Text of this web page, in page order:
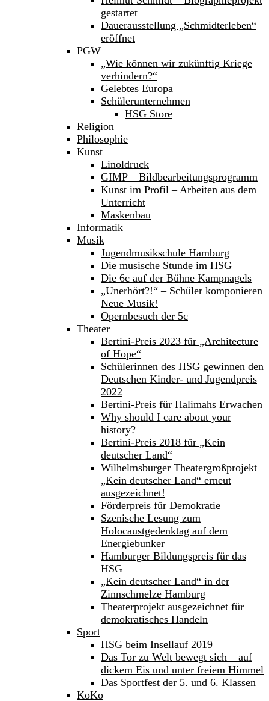
gestartet
Dauerausstellung „Schmidterleben“
eröffnet
PGW
„Wie können wir zukünftig Kriege
verhindern?“
Gelebtes Europa
Schülerunternehmen
HSG Store
Religion
Philosophie
Kunst
Linoldruck
GIMP – Bildbearbeitungsprogramm
Kunst im Profil – Arbeiten aus dem
Unterricht
Maskenbau
Informatik
Musik
Jugendmusikschule Hamburg
Die musische Stunde im HSG
Die 6c auf der Bühne Kampnagels
„Unerhört?!“ – Schüler komponieren
Neue Musik!
Opernbesuch der 5c
Theater
Bertini-Preis 2023 für „Architecture
of Hope“
Schülerinnen des HSG gewinnen den
Deutschen Kinder- und Jugendpreis
2022
Bertini-Preis für Halimahs Erwachen
Why should I care about your
history?
Bertini-Preis 2018 für „Kein
deutscher Land“
Wilhelmsburger Theatergroßprojekt
„Kein deutscher Land“ erneut
ausgezeichnet!
Förderpreis für Demokratie
Szenische Lesung zum
Holocaustgedenktag auf dem
Energiebunker
Hamburger Bildungspreis für das
HSG
„Kein deutscher Land“ in der
Zinnschmelze Hamburg
Theaterprojekt ausgezeichnet für
demokratisches Handeln
Sport
HSG beim Insellauf 2019
Das Tor zu Welt bewegt sich – auf
dickem Eis und unter freiem Himmel
Das Sportfest der 5. und 6. Klassen
KoKo